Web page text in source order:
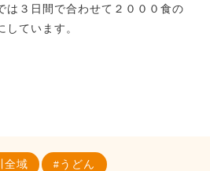
は３日間で合わせて２０００食の
ています。
全域 うどん